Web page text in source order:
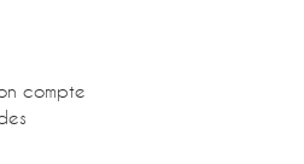
compte